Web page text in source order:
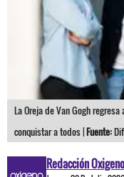
La Oreja de Van Gogh
conquistar a todos |Fuente:
Redacción Oxigeno